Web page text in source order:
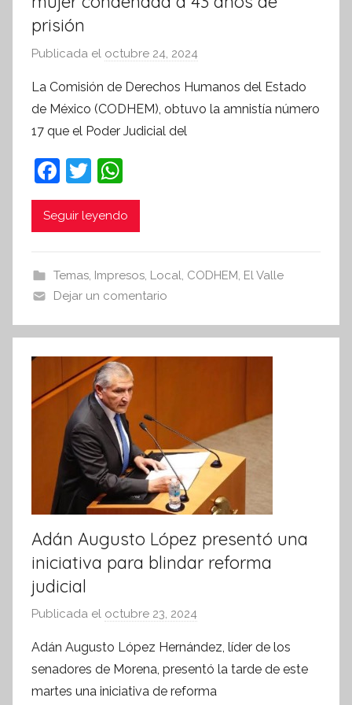
prisión
Publicada el octubre 24, 2024
r
S
I
o
r
i
v
La Comisión de Derechos Humanos del Estado
de México (CODHEM), obtuvo la amnistía número
17 que el Poder Judicial del
F
a
c
b
o
o
k
T
w
itt
h
at
A
p
p
Seguir leyendo
Temas, Impresos, Local CODHEM El Valle
Dejar un comentario
Adán Augusto López presentó una
iniciativa para blindar reforma
judicial
Publicada el octubre 23, 2024
r
S
í
Adán Augusto López Hernández, líder de los
senadores de Morena, presentó la tarde de este
martes una iniciativa de reforma